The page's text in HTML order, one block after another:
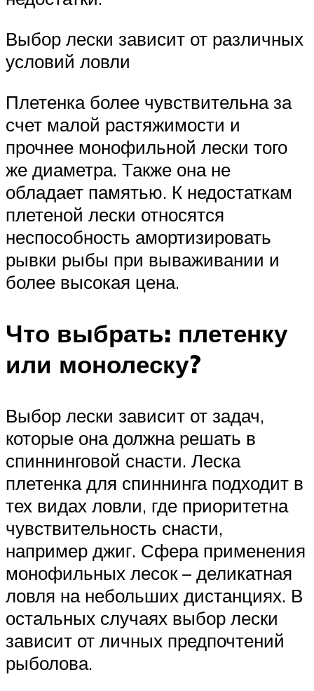
Выбор лески зависит от различных
условий ловли
Плетенка более чувствительна за
счет малой растяжимости и
прочнее монофильной лески того
же диаметра. Также она не
обладает памятью. К недостаткам
плетеной лески относятся
неспособность амортизировать
рывки рыбы при вываживании и
более высокая цена.
Что выбрать: плетенку
или монолеску?
Выбор лески зависит от задач,
которые она должна решать в
спиннинговой снасти. Леска
плетенка для спиннинга подходит в
тех видах ловли, где приоритетна
чувствительность снасти,
например джиг. Сфера применения
монофильных лесок – деликатная
ловля на небольших дистанциях. В
остальных случаях выбор лески
зависит от личных предпочтений
рыболова.